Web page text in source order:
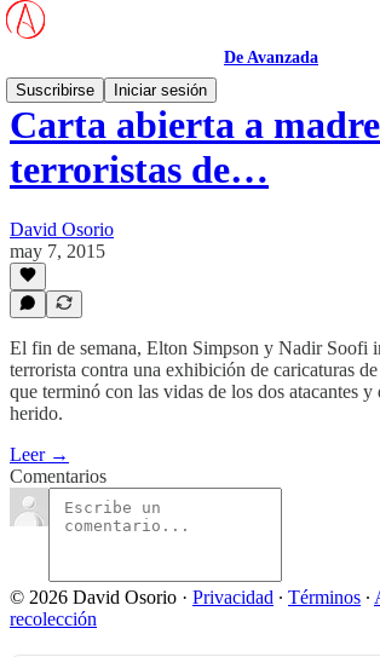
De Avanzada
Suscribirse
Iniciar sesión
Carta abierta a
terroristas de…
David Osorio
may 7, 2015
El fin de semana, Elton Simpson y Nadir Soofi
terrorista contra una exhibición de caricaturas
que terminó con las vidas de los dos atacantes y
herido.
Leer →
Comentarios
© 2026 David Osorio · Privacidad ∙ Términos ∙
recolección